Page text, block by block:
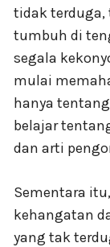
tidak terduga,
tumbuh di
segala
mulai
hanya
belajar
dan arti
Sementara
kehangatan
yang tak